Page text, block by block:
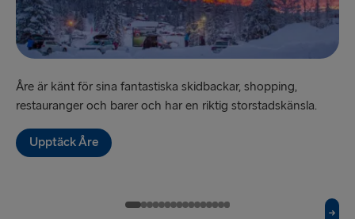
TILL LETTLAND
Ventspils → Nynäshamn
RESTEN AV EUROPA
Belfast → Cairnryan
Åre är känt för sina fantastiska skidbackar, shopping,
restauranger och barer och har en riktig storstadskänsla.
Upptäck Åre